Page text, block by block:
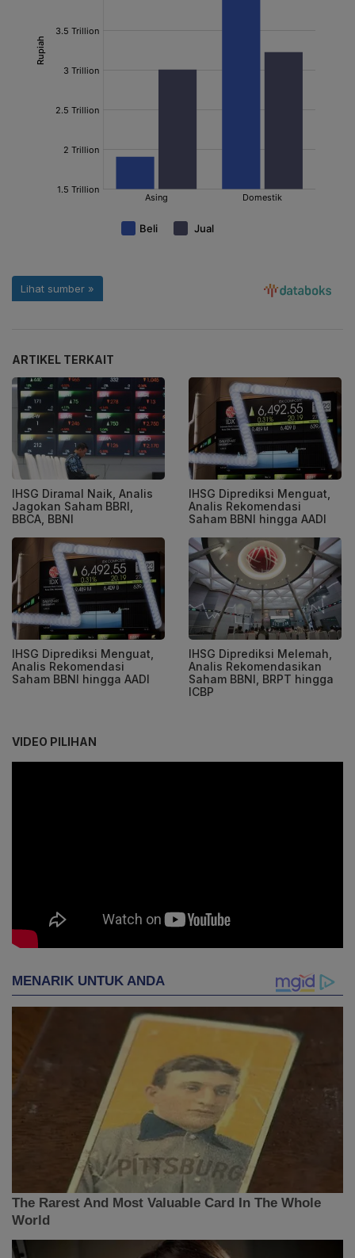
ARTIKEL TERKAIT
IHSG Diramal Naik, Analis
Jagokan Saham BBRI,
BBCA, BBNI
IHSG Diprediksi Menguat,
Analis Rekomendasi
Saham BBNI hingga AADI
IHSG Diprediksi Menguat,
Analis Rekomendasi
Saham BBNI hingga AADI
IHSG Diprediksi Melemah,
Analis Rekomendasikan
Saham BBNI, BRPT hingga
ICBP
VIDEO PILIHAN